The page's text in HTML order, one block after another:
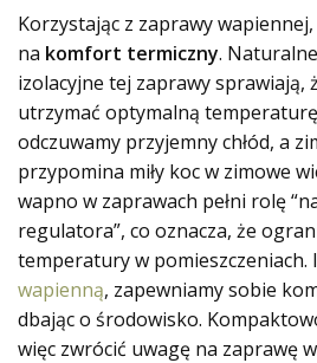
Korzystając z zaprawy
na komfort termiczny.
izolacyjne tej zaprawy sprawiają,
utrzymać optymalną
odczuwamy przyjemny chłód, a
przypomina miły koc w zimowe
wapno w zaprawach pełni rolę
regulatora”, co oznacza, że
temperatury w pomieszczeniach.
wapienną, zapewniamy sobie
dbając o środowisko.
więc zwrócić uwagę na zaprawę